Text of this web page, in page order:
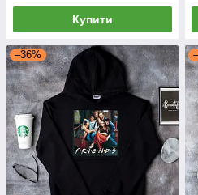
Купити
–36%